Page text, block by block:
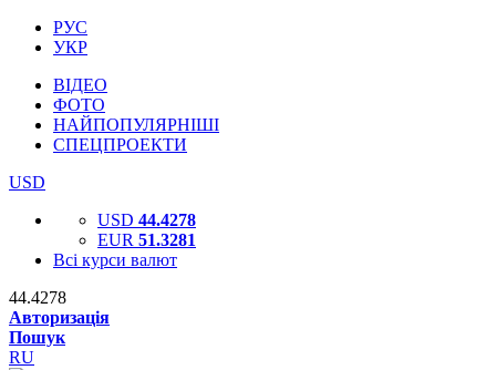
РУС
УКР
ВІДЕО
ФОТО
НАЙПОПУЛЯРНІШІ
СПЕЦПРОЕКТИ
USD
USD 44.4278
EUR 51.3281
Всі курси валют
44.4278
Авторизація
Пошук
RU